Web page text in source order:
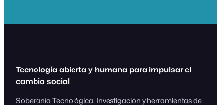
Tecnología abierta y humana para impulsar el
cambio social
Soberanía Tecnológica. Investigación y herramientas de